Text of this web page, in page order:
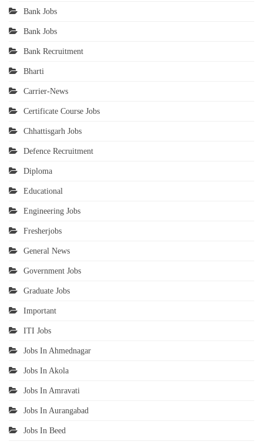
Bank Jobs
Bank Jobs
Bank Recruitment
Bharti
Carrier-News
Certificate Course Jobs
Chhattisgarh Jobs
Defence Recruitment
Diploma
Educational
Engineering Jobs
Fresherjobs
General News
Government Jobs
Graduate Jobs
Important
ITI Jobs
Jobs In Ahmednagar
Jobs In Akola
Jobs In Amravati
Jobs In Aurangabad
Jobs In Beed